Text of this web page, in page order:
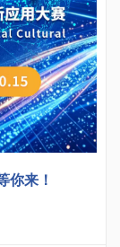
你来！